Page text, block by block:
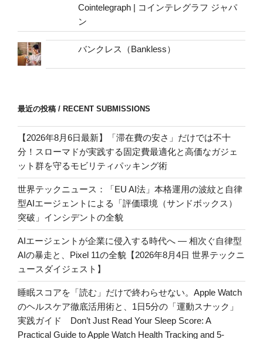
Cointelegraph | コインテレグラフ ジャパ
ン
バンクレス（Bankless）
最近の投稿 / RECENT SUBMISSIONS
【2026年8月6日最新】「滞在費の安さ」だけでは不十
分！スローマドが実践する固定費最適化と高価なガジェ
ット群を守るモビリティパッキング術
世界テックニュース：「EU AI法」本格運用の波紋と自律
型AIエージェントによる「評価環境（サンドボックス）
突破」インシデントの全貌
AIエージェントが企業に侵入する時代へ — 相次ぐ自律型
AIの暴走と、Pixel 11の全貌【2026年8月4日 世界テックニ
ュースダイジェスト】
睡眠スコアを「読む」だけで終わらせない。Apple Watch
のヘルスケア徹底活用術と、1日5分の「運動スナック」
実践ガイド Don’t Just Read Your Sleep Score: A
Practical Guide to Apple Watch Health Tracking and 5-